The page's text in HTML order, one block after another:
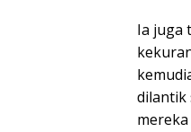
Ia juga
dilantik